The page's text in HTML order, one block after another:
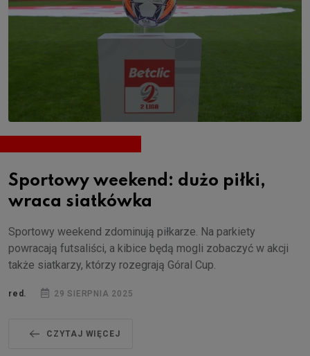
Sportowy weekend: dużo piłki,
wraca siatkówka
Sportowy weekend zdominują piłkarze. Na parkiety
powracają futsaliści, a kibice będą mogli zobaczyć w akcji
także siatkarzy, którzy rozegrają Góral Cup.
red. 29 SIERPNIA 2025
CZYTAJ WIĘCEJ